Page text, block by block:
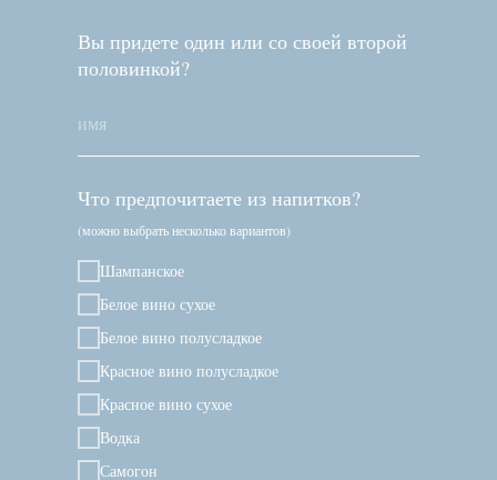
Вы придете один или со своей второй
половинкой?
Что предпочитаете из напитков?
(можно выбрать несколько вариантов)
Шампанское
Белое вино сухое
Белое вино полусладкое
Красное вино полусладкое
Красное вино сухое
Водка
Самогон